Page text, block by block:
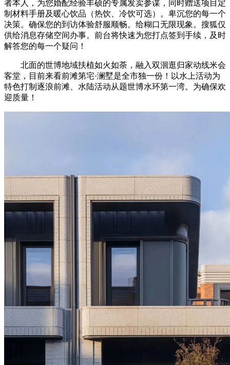
者本人，为您婚配经验丰硕的专属发卖参谋，同时赠送项目定
制材料手册及暖心饮品（热饮、冷饮可选）。卑沉您的每一个
决策。确保您的到访体验舒服顺畅。给糊口无限现象。搜狐仅
供给消息存储空间办事。前台将快速为您打点签到手续，及时
解答您的每一个疑问！
北面的世博地域扶植如火如荼，融入双洄逛归家动线米会
客堂，目前来看前滩第宅·澜墅是全市独一份！以水上活动为
特色打制逐浪前滩、水陆活动从题世博水环第一湾。为确保欢
迎质量！